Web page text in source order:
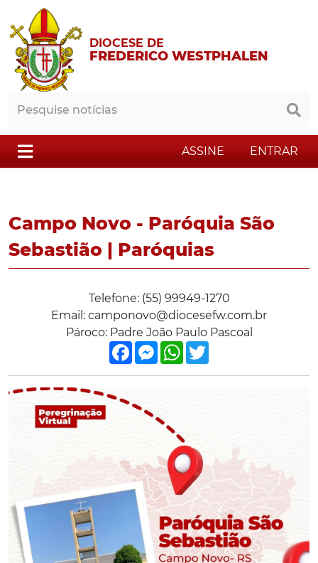
DIOCESE DE
FREDERICO WESTPHALEN
ASSINE ENTRAR
Campo Novo - Paróquia São
Sebastião | Paróquias
Telefone: (55) 99949-1270
Email: camponovo@diocesefw.com.br
Pároco: Padre João Paulo Pascoal
FacebookMessenger
WhatsApp